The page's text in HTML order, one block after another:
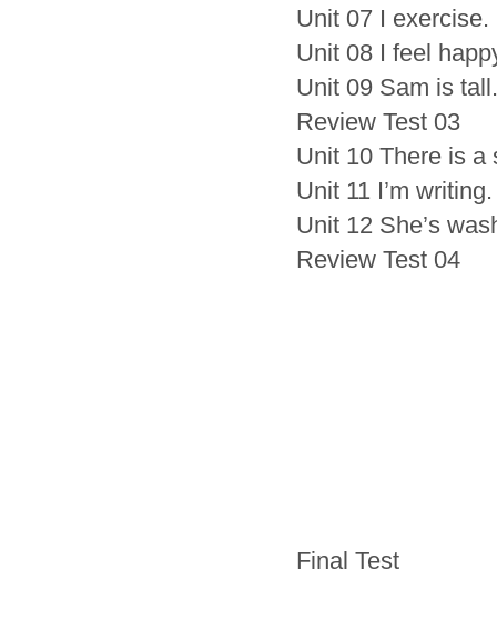
Unit 07 I exercise.
Unit 08 I feel
Unit 09 Sam is tall.
Review Test 03
Unit 10 There is a
Unit 11 I’m writing.
Unit 12 She’s
Review Test 04
Final Test